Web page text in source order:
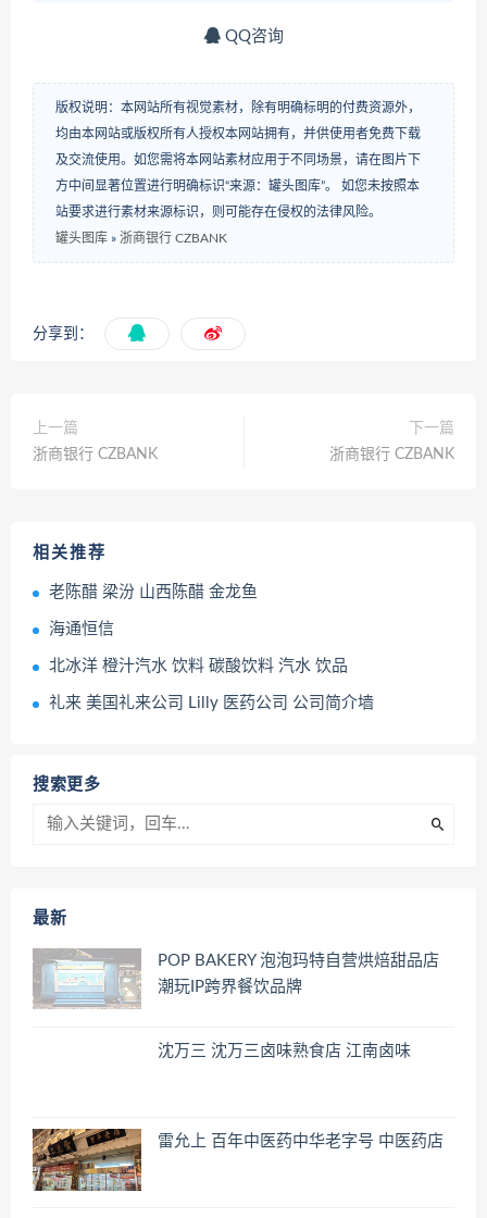
QQ咨询
版权说明：本网站所有视觉素材，除有明确标明的付费资源外，
均由本网站或版权所有人授权本网站拥有，并供使用者免费下载
及交流使用。如您需将本网站素材应用于不同场景，请在图片下
方中间显著位置进行明确标识“来源：罐头图库”。 如您未按照本
站要求进行素材来源标识，则可能存在侵权的法律风险。
罐头图库 » 浙商银行 CZBANK
分享到：
上一篇
浙商银行 CZBANK
下一篇
浙商银行 CZBANK
相关推荐
老陈醋 梁汾 山西陈醋 金龙鱼
海通恒信
北冰洋 橙汁汽水 饮料 碳酸饮料 汽水 饮品
礼来 美国礼来公司 Lilly 医药公司 公司简介墙
搜索更多
最新
POP BAKERY 泡泡玛特自营烘焙甜品店
潮玩IP跨界餐饮品牌
沈万三 沈万三卤味熟食店 江南卤味
雷允上 百年中医药中华老字号 中医药店